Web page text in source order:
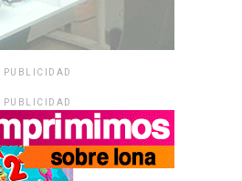
PUBLICIDAD
PUBLICIDAD